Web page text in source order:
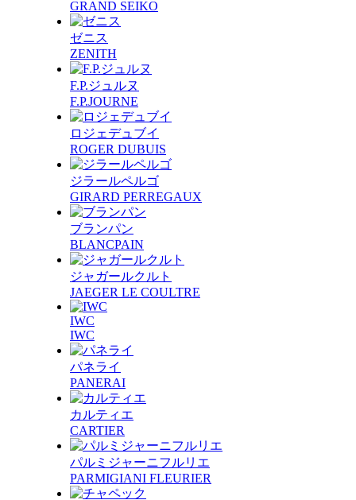
GRAND SEIKO
ゼニス
ZENITH
F.P.ジュルヌ
F.P.JOURNE
ロジェデュブイ
ROGER DUBUIS
ジラールペルゴ
GIRARD PERREGAUX
ブランパン
BLANCPAIN
ジャガールクルト
JAEGER LE COULTRE
IWC
IWC
パネライ
PANERAI
カルティエ
CARTIER
パルミジャーニフルリエ
PARMIGIANI FLEURIER